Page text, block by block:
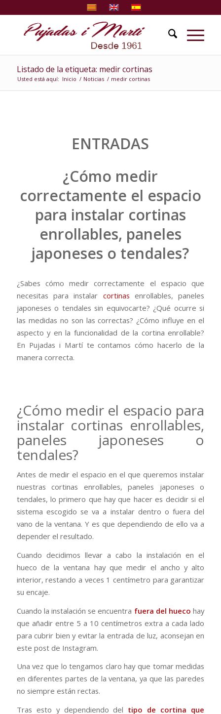
Listado de la etiqueta: medir cortinas
Usted está aquí: Inicio / Noticias / medir cortinas
ENTRADAS
¿Cómo medir
correctamente el espacio
para instalar cortinas
enrollables, paneles
japoneses o tendales?
¿Sabes cómo medir correctamente el espacio que
necesitas para instalar cortinas enrollables, paneles
japoneses o tendales sin equivocarte? ¿Qué ocurre si
las medidas no son las correctas? ¿Cómo influye en el
aspecto y en la funcionalidad de la cortina enrollable?
En Pujadas i Martí te contamos cómo hacerlo de la
manera correcta.
¿Cómo medir el espacio para
instalar cortinas enrollables,
paneles japoneses o
tendales?
Antes de medir el espacio en el que queremos instalar
nuestras cortinas enrollables, paneles japoneses o
tendales, lo primero que hay que hacer es decidir si el
sistema escogido se va a instalar dentro o fuera del
vano de la ventana. Y es que dependiendo de ello va a
depender el resultado.
Cuando decidimos llevar a cabo la instalación en el
hueco de la ventana hay que medir el ancho y alto
interior, restando a veces 1 centímetro para garantizar
su encaje.
Cuando la instalación se encuentra fuera del hueco hay
que añadir entre 5 a 10 centímetros extra a cada lado
para cubrir bien y evitar la entrada de luz, aconsejan en
este post de Instagram.
Una vez que lo tengamos claro hay que tomar medidas
en diferentes partes de la ventana, ya que las paredes
no siempre están rectas.
Tras esto y dependiendo del tipo de cortina que